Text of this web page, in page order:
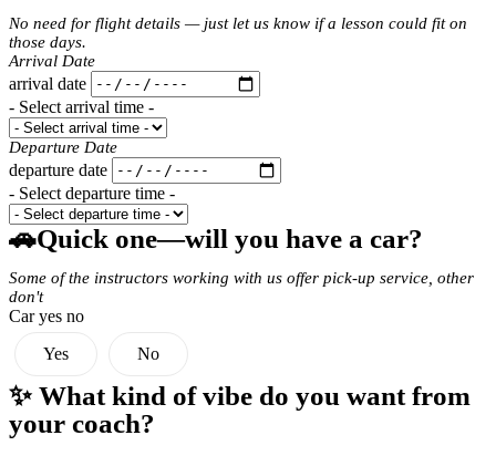
No need for flight details — just let us know if a lesson could fit on
those days.
Arrival Date
arrival date
- Select arrival time -
Departure Date
departure date
- Select departure time -
🚗Quick one—will you have a car?
Some of the instructors working with us offer pick-up service, other
don't
Car yes no
Yes
No
✨ What kind of vibe do you want from
your coach?